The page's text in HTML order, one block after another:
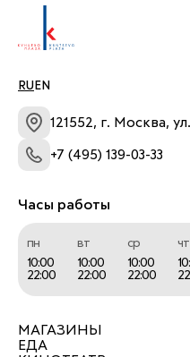
RU EN
121552, г. Москва,
+7 (495) 139-03-33
Часы работы
пн
10:00
22:00
вт
10:00
22:00
ср
10:00
22:00
чт
МАГАЗИНЫ
ЕДА